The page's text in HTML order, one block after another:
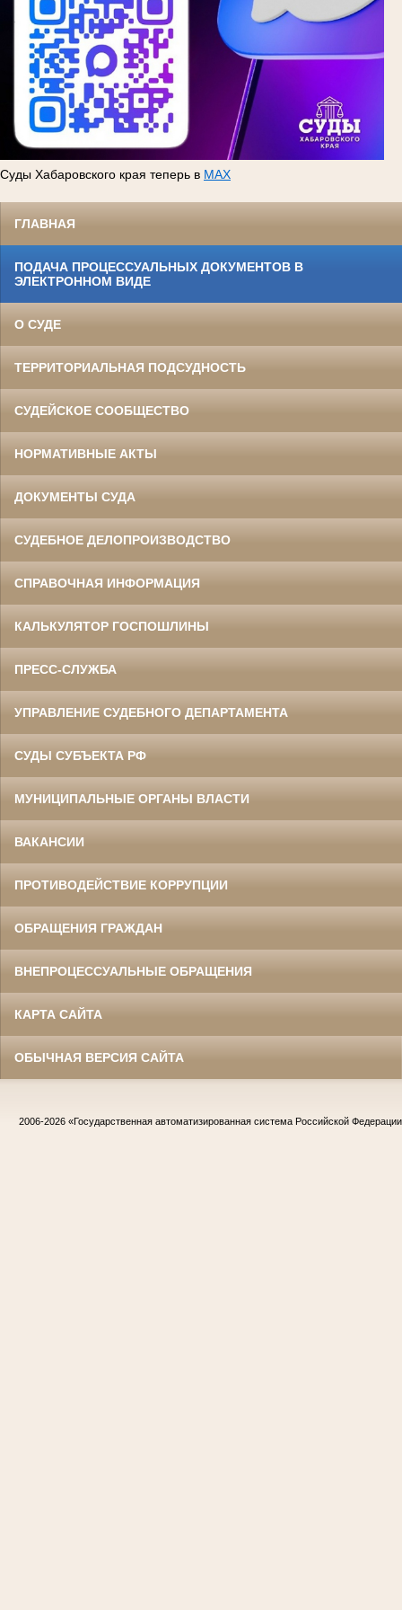
Суды Хабаровского края теперь в MAX
ГЛАВНАЯ
ПОДАЧА ПРОЦЕССУАЛЬНЫХ ДОКУМЕНТОВ В
ЭЛЕКТРОННОМ ВИДЕ
О СУДЕ
ТЕРРИТОРИАЛЬНАЯ ПОДСУДНОСТЬ
СУДЕЙСКОЕ СООБЩЕСТВО
НОРМАТИВНЫЕ АКТЫ
ДОКУМЕНТЫ СУДА
СУДЕБНОЕ ДЕЛОПРОИЗВОДСТВО
СПРАВОЧНАЯ ИНФОРМАЦИЯ
КАЛЬКУЛЯТОР ГОСПОШЛИНЫ
ПРЕСС-СЛУЖБА
УПРАВЛЕНИЕ СУДЕБНОГО ДЕПАРТАМЕНТА
СУДЫ СУБЪЕКТА РФ
МУНИЦИПАЛЬНЫЕ ОРГАНЫ ВЛАСТИ
ВАКАНСИИ
ПРОТИВОДЕЙСТВИЕ КОРРУПЦИИ
ОБРАЩЕНИЯ ГРАЖДАН
ВНЕПРОЦЕССУАЛЬНЫЕ ОБРАЩЕНИЯ
КАРТА САЙТА
ОБЫЧНАЯ ВЕРСИЯ САЙТА
2006-2026 «Государственная автоматизированная система Российской